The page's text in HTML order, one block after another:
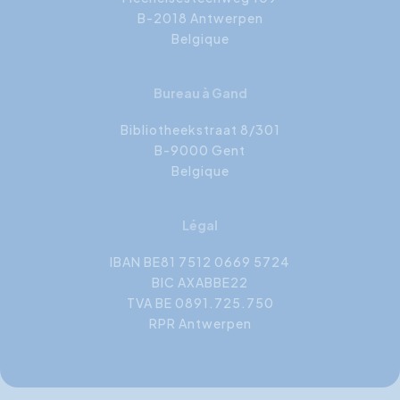
B-2018 Antwerpen
Belgique
Bureau à Gand
Bibliotheekstraat 8/301
B-9000 Gent
Belgique
Légal
IBAN BE81 7512 0669 5724
BIC AXABBE22
TVA BE 0891.725.750
RPR Antwerpen